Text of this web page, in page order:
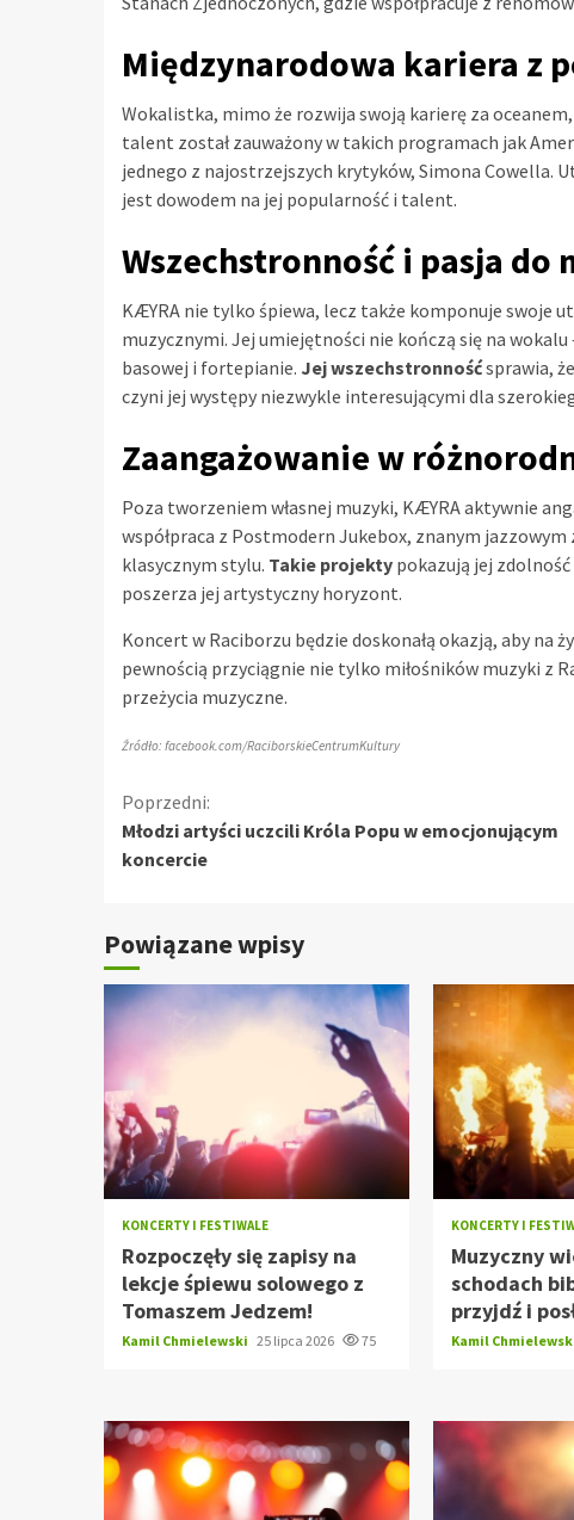
Międzynarodowa kariera z
Wokalistka, mimo że rozwija swoją karierę za
talent został zauważony w takich programach jak
jednego z najostrzejszych krytyków, Simona Cowella.
jest dowodem na jej popularność i talent.
Wszechstronność i pasja do
KÆYRA nie tylko śpiewa, lecz także komponuje swoje
muzycznymi. Jej umiejętności nie kończą się na
basowej i fortepianie. Jej wszechstronnośćsprawia,
czyni jej występy niezwykle interesującymi dla
Zaangażowanie w
Poza tworzeniem własnej muzyki, KÆYRA aktywnie
współpraca z Postmodern Jukebox, znanym
klasycznym stylu. Takie projekty pokazują jej
poszerza jej artystyczny horyzont.
Koncert w Raciborzu będzie doskonałą okazją, aby na
pewnością przyciągnie nie tylko miłośników muzyki z
przeżycia muzyczne.
Źródło: facebook.com/RaciborskieCentrumKultury
Kontynuuj
czytanie
Poprzedni:
Młodzi artyści uczcili Króla Popu w emocjonującym
koncercie
Powiązane wpisy
KONCERTY I FESTIWALE
Rozpoczęły się zapisy na
lekcje śpiewu solowego z
Tomaszem Jedzem!
Kamil Chmielewski 25 lipca 2026 75
KONCERTY I
Muzyczny
schodach
przyjdź i
Kamil